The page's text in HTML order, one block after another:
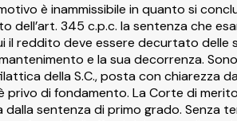
è inammissibile in quanto si
dell’art. 345 c.p.c. la sentenza che
il reddito deve essere decurtato delle
e la sua decorrenza.
della S.C., posta con chiarezza
di fondamento. La Corte di
sentenza di primo grado. Senza